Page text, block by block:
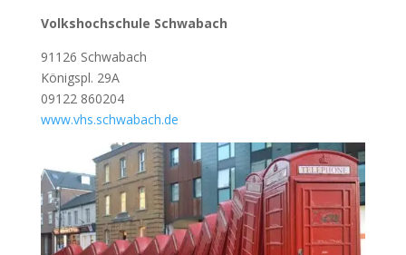
Volkshochschule Schwabach
91126 Schwabach
Königspl. 29A
09122 860204
www.vhs.schwabach.de